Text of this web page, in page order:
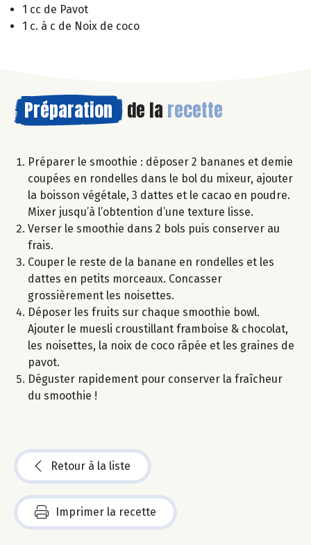
1 cc de Pavot
1 c. à c de Noix de coco
Préparation de la recette
Préparer le smoothie : déposer 2 bananes et demie
coupées en rondelles dans le bol du mixeur, ajouter
la boisson végétale, 3 dattes et le cacao en poudre.
Mixer jusqu’à l’obtention d’une texture lisse.
Verser le smoothie dans 2 bols puis conserver au
frais.
Couper le reste de la banane en rondelles et les
dattes en petits morceaux. Concasser
grossièrement les noisettes.
Déposer les fruits sur chaque smoothie bowl.
Ajouter le muesli croustillant framboise & chocolat,
les noisettes, la noix de coco râpée et les graines de
pavot.
Déguster rapidement pour conserver la fraîcheur
du smoothie !
Retour à la liste
Imprimer la recette